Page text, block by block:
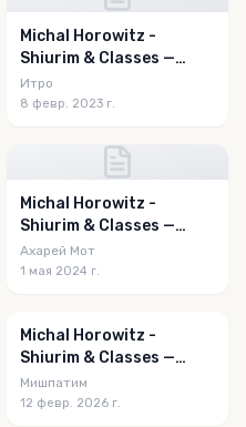
Michal Horowitz -
Shiurim & Classes —
Yisro 5783
Итро
8 февр. 2023 г.
Michal Horowitz -
Shiurim & Classes —
Acharei Mos 5784
Ахарей Мот
1 мая 2024 г.
Michal Horowitz -
Shiurim & Classes —
Mishpatim 5786
Мишпатим
12 февр. 2026 г.